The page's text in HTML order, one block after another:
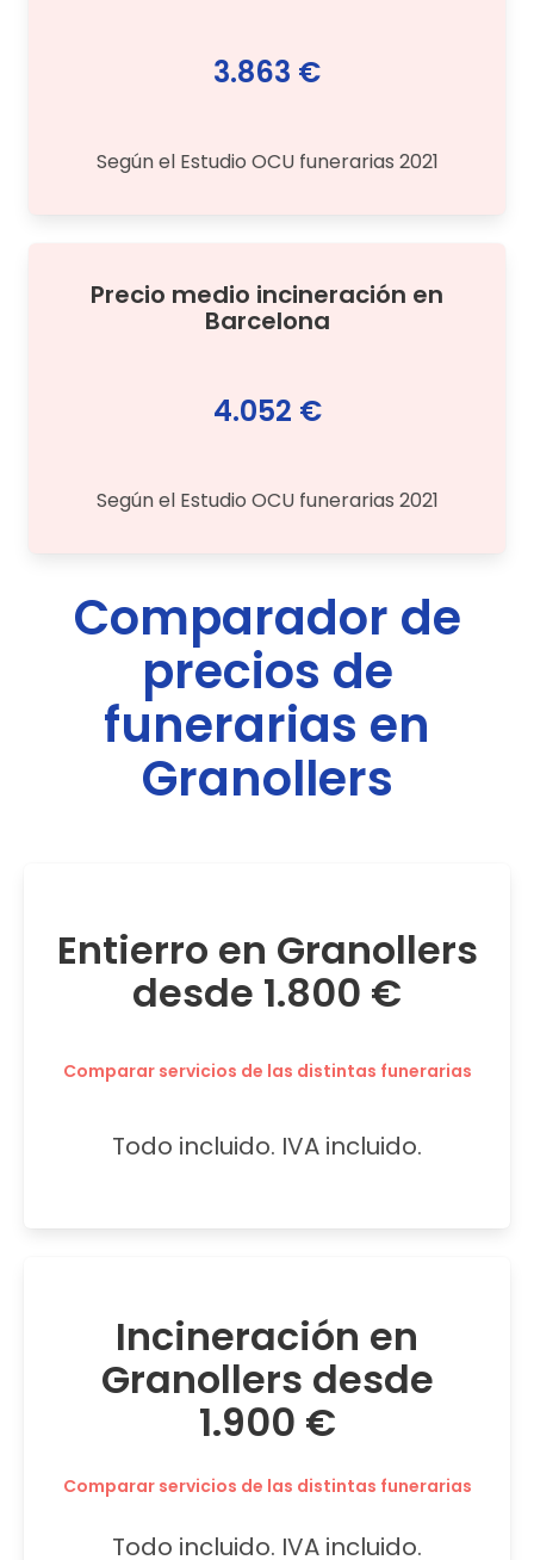
3.863 €
Según el Estudio OCU funerarias 2021
Precio medio incineración en
Barcelona
4.052 €
Según el Estudio OCU funerarias 2021
Comparador de
precios de
funerarias en
Granollers
Entierro en Granollers
desde 1.800 €
Comparar servicios de las distintas funerarias
Todo incluido. IVA incluido.
Incineración en
Granollers desde
1.900 €
Comparar servicios de las distintas funerarias
Todo incluido. IVA incluido.